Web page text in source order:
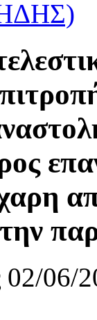
την
02/06/